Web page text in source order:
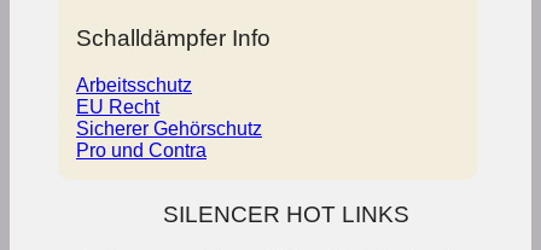
Schalldämpfer Info
Arbeitsschutz
EU Recht
Sicherer Gehörschutz
Pro und Contra
SILENCER HOT LINKS